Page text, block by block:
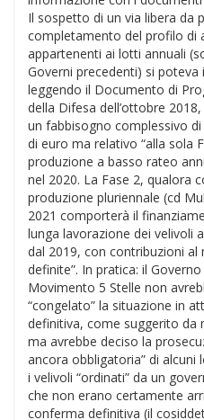
Il sospetto di un via libera da
completamento del profilo di
appartenenti ai lotti annuali
Governi precedenti) si
leggendo il Documento di
della Difesa dell’ottobre
un fabbisogno complessivo
di euro ma relativo “alla sola
produzione a basso rateo
nel 2020. La Fase 2, qualora
produzione pluriennale (cd
2021 comporterà il
lunga lavorazione dei velivoli
dal 2019, con contribuzioni
definite”. In pratica: il
Movimento 5 Stelle non
“congelato” la situazione in
definitiva, come suggerito da
ma avrebbe deciso la
ancora obbligatoria” di
i velivoli “ordinati” da un
che non erano certamente
conferma definitiva (il